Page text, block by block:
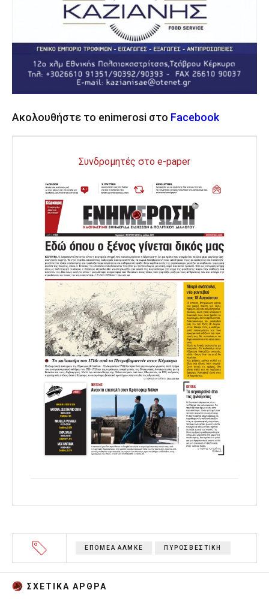
Ακολουθήστε το enimerosi στο Facebook
Συνδρομητές στο e-paper
ΕΠΟΜΕΑ ΑΛΜΚΕ ΠΥΡΟΣΒΕΣΤΙΚΗ
ΣΧΕΤΙΚA AΡΘΡΑ